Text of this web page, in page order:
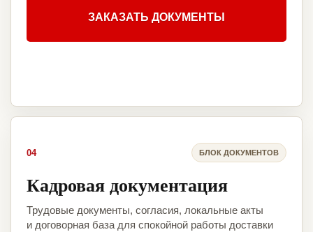
ЗАКАЗАТЬ ДОКУМЕНТЫ
04 БЛОК ДОКУМЕНТОВ
Кадровая документация
Трудовые документы, согласия, локальные акты
и договорная база для спокойной работы доставки